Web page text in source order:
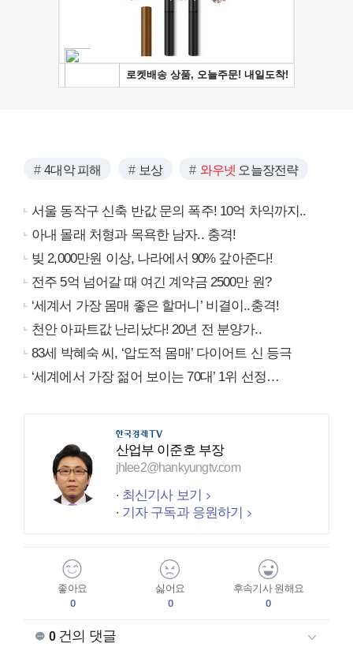
4대악 피해 보상 와우넷 오늘장전략
서울 동작구 신축 반값 문의 폭주! 10억 차익까지..
아내 몰래 처형과 목욕한 남자.. 충격!
빚 2,000만원 이상, 나라에서 90% 갚아준다!
전주 5억 넘어갈 때 여긴 계약금 2500만 원?
‘세계서 가장 몸매 좋은 할머니’ 비결이..충격!
천안 아파트값 난리났다! 20년 전 분양가..
83세 박혜숙 씨, ‘압도적 몸매’ 다이어트 신 등극
‘세계에서 가장 젊어 보이는 70대’ 1위 선정…
산업부 이준호 부장
jhlee2@hankyungtv.com
최신기사 보기
기자 구독과 응원하기
좋아요
0
싫어요
0
후속기사 원해요
0
0건의 댓글